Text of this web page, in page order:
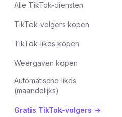
Alle TikTok-diensten
TikTok-volgers kopen
TikTok-likes kopen
Weergaven kopen
Automatische likes
(maandelijks)
Gratis TikTok-volgers →